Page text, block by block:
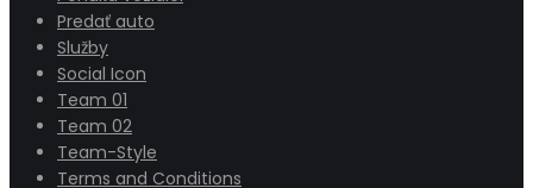
Predať auto
Služby
Social Icon
Team 01
Team 02
Team-Style
Terms and Conditions